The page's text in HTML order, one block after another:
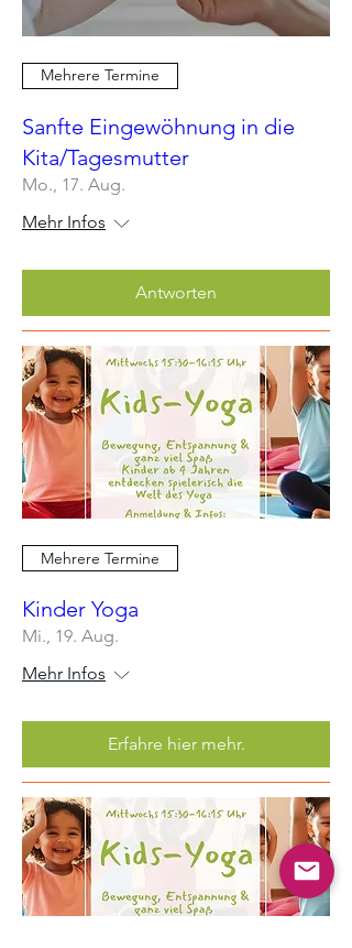
Mehrere Termine
Sanfte Eingewöhnung in die
Kita/Tagesmutter
Mo., 17. Aug.
Mehr Infos
Antworten
Mehrere Termine
Kinder Yoga
Mi., 19. Aug.
Mehr Infos
Erfahre hier mehr.